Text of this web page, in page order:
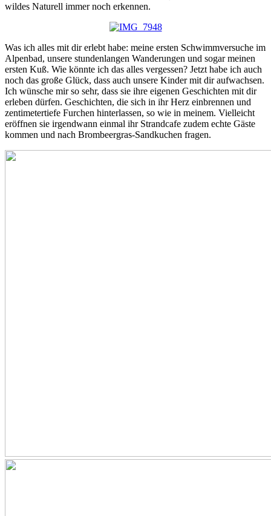
wildes Naturell immer noch erkennen.
Was ich alles mit dir erlebt habe: meine ersten Schwimmversuche im
Alpenbad, unsere stundenlangen Wanderungen und sogar meinen
ersten Kuß. Wie könnte ich das alles vergessen? Jetzt habe ich auch
noch das große Glück, dass auch unsere Kinder mit dir aufwachsen.
Ich wünsche mir so sehr, dass sie ihre eigenen Geschichten mit dir
erleben dürfen. Geschichten, die sich in ihr Herz einbrennen und
zentimetertiefe Furchen hinterlassen, so wie in meinem. Vielleicht
eröffnen sie irgendwann einmal ihr Strandcafe zudem echte Gäste
kommen und nach Brombeergras-Sandkuchen fragen.